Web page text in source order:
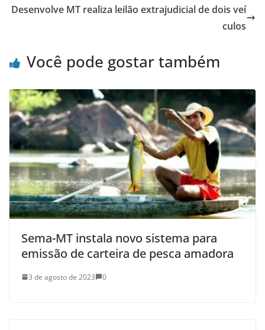
Desenvolve MT realiza leilão extrajudicial de dois veí
culos
Você pode gostar também
Sema-MT instala novo sistema para
emissão de carteira de pesca amadora
3 de agosto de 2023 0